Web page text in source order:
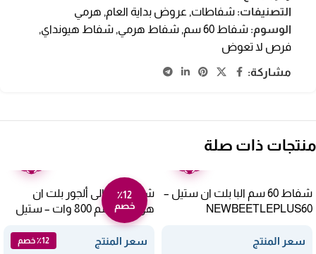
التصنيفات: شفاطات, عروض بداية العام, هرمي
الوسوم: شفاط 60 سم , شفاط هرمي, شفاط هيونداي,
فرص لا تعوض
مشاركة:
منتجات ذات صلة
شفاط 60 سم البا بلت ان ستيل –
NEWBEETLEPLUS60
سعر المنتج
٪12
خصم
شفاط ايطالى ألجور بلت ان
هرمي 60 سم 800 وات – ستيل
ALCH60-800X
سعر المنتج
٪12 خصم